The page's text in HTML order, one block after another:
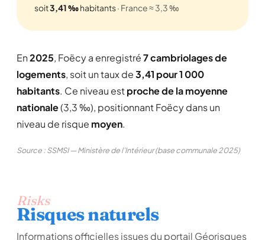
soit3,41 ‰habitants· France ≈ 3,3 ‰
En2025, Foëcy a enregistré7 cambriolages de
logements, soit un taux de3,41 pour 1 000
habitants. Ce niveau estproche de la moyenne
nationale(3,3 ‰), positionnant Foëcy dans un
niveau de risque moyen.
Source : SSMSI — Ministère de l'Intérieur (base communale 2025)
Risks
Risques naturels
Informations officielles issues du portail Géorisques